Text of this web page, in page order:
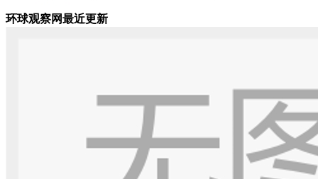
环球观察网最近更新